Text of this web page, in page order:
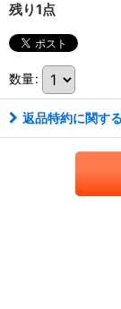
残り1点
数量:
返品特約に関す